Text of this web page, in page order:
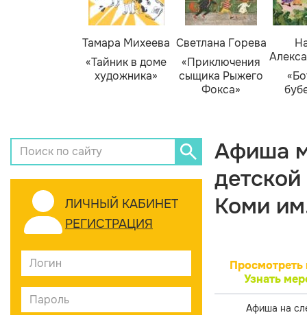
Тамара Михеева
«Тайник в доме
художника»
Светлана Горева
«Приключения
сыщика Рыжего
Фокса»
ЛИЧНЫЙ КАБИНЕТ
РЕГИСТРАЦИЯ
Афиша
Коми
Просмотреть
Узнать
Афиша на